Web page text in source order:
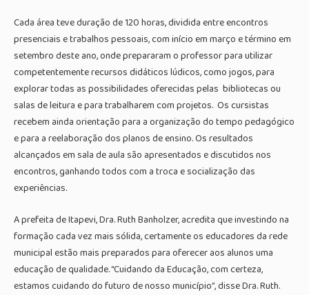
Cada área teve duração de 120 horas, dividida entre encontros
presenciais e trabalhos pessoais, com início em março e término em
setembro deste ano, onde prepararam o professor para utilizar
competentemente recursos didáticos lúdicos, como jogos, para
explorar todas as possibilidades oferecidas pelas bibliotecas ou
salas de leitura e para trabalharem com projetos. Os cursistas
recebem ainda orientação para a organização do tempo pedagógico
e para a reelaboração dos planos de ensino. Os resultados
alcançados em sala de aula são apresentados e discutidos nos
encontros, ganhando todos com a troca e socialização das
experiências.
A prefeita de Itapevi, Dra. Ruth Banholzer, acredita que investindo na
formação cada vez mais sólida, certamente os educadores da rede
municipal estão mais preparados para oferecer aos alunos uma
educação de qualidade. “Cuidando da Educação, com certeza,
estamos cuidando do futuro de nosso município”, disse Dra. Ruth.